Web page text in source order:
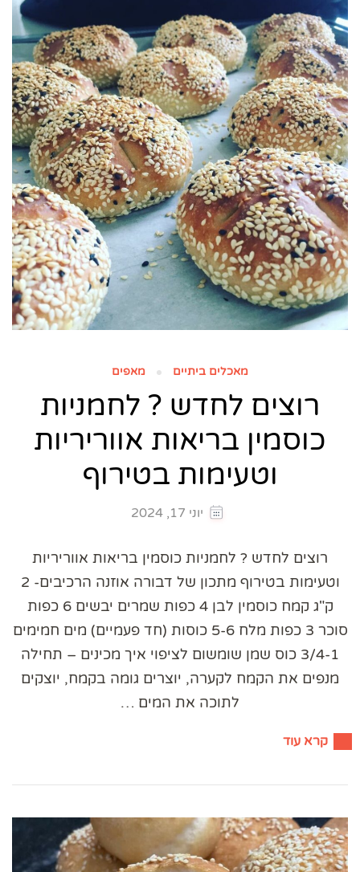
מאכלים ביתיים מאפים
רוצים לחדש ? לחמניות
כוסמין בריאות אווריריות
וטעימות בטירוף
יוני 17, 2024
רוצים לחדש ? לחמניות כוסמין בריאות אווריריות
וטעימות בטירוף מתכון של דבורה אוזנה הרכיבים- 2
ק"ג קמח כוסמין לבן 4 כפות שמרים יבשים 6 כפות
סוכר 3 כפות מלח 5-6 כוסות (חד פעמיים) מים חמימים
3/4-1 כוס שמן שומשום לציפוי איך מכינים – תחילה
מנפים את הקמח לקערה, יוצרים גומה בקמח, יוצקים
לתוכה את המים …
קרא עוד